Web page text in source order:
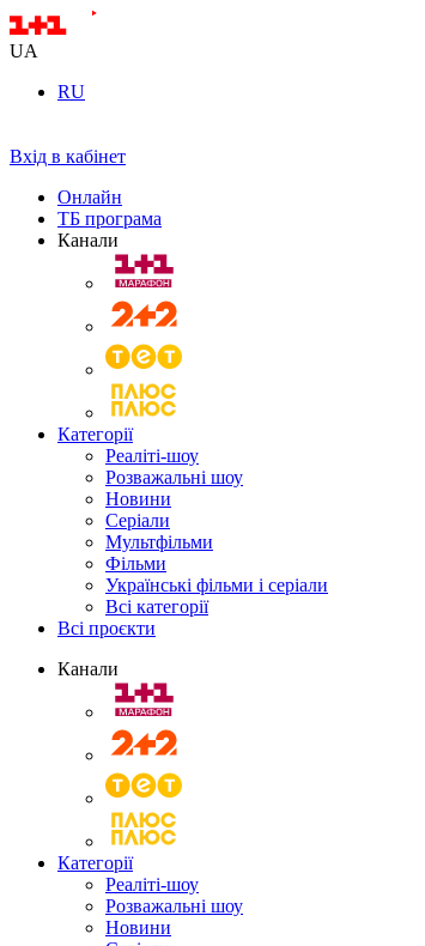
UA
RU
Вхід в кабінет
Онлайн
ТБ програма
Канали
Категорії
Реаліті-шоу
Розважальні шоу
Новини
Серіали
Мультфільми
Фільми
Українські фільми і серіали
Всі категорії
Всі проєкти
Канали
Категорії
Реаліті-шоу
Розважальні шоу
Новини